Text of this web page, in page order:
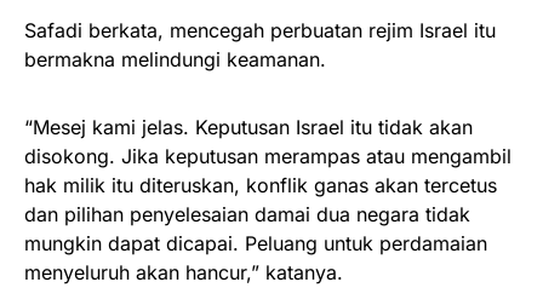
Safadi berkata, mencegah perbuatan rejim Israel itu
bermakna melindungi keamanan.
“Mesej kami jelas. Keputusan Israel itu tidak akan
disokong. Jika keputusan merampas atau mengambil
hak milik itu diteruskan, konflik ganas akan tercetus
dan pilihan penyelesaian damai dua negara tidak
mungkin dapat dicapai. Peluang untuk perdamaian
menyeluruh akan hancur,” katanya.